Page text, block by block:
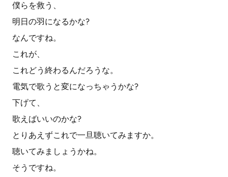
僕らを救う、
明日の羽になるかな?
なんですね。
これが、
これどう終わるんだろうな。
電気で歌うと変になっちゃうかな?
下げて、
歌えばいいのかな?
とりあえずこれで一旦聴いてみますか。
聴いてみましょうかね。
そうですね。